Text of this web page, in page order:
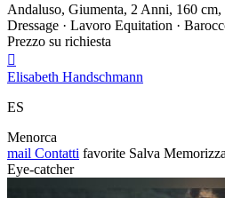
Andaluso, Giumenta, 2 Anni, 160
Dressage · Lavoro Equitation ·
Prezzo su richiesta

Elisabeth Handschmann
ES
Menorca
mail Contatti favorite Salva
Eye-catcher